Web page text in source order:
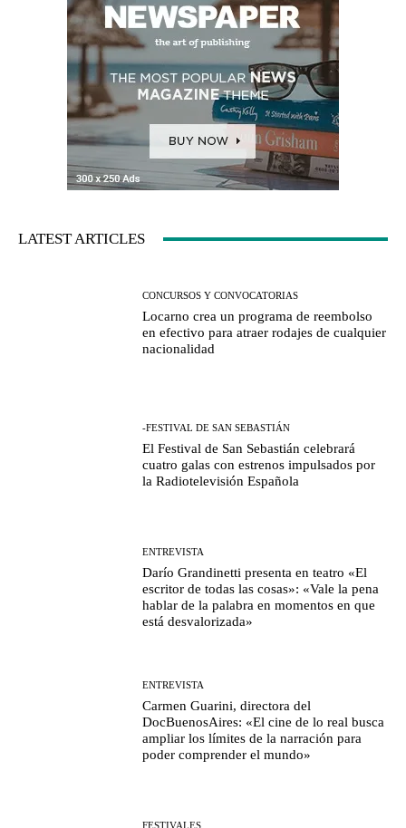
LATEST ARTICLES
CONCURSOS Y CONVOCATORIAS
Locarno crea un programa de reembolso
en efectivo para atraer rodajes de cualquier
nacionalidad
-FESTIVAL DE SAN SEBASTIÁN
El Festival de San Sebastián celebrará
cuatro galas con estrenos impulsados por
la Radiotelevisión Española
ENTREVISTA
Darío Grandinetti presenta en teatro «El
escritor de todas las cosas»: «Vale la pena
hablar de la palabra en momentos en que
está desvalorizada»
ENTREVISTA
Carmen Guarini, directora del
DocBuenosAires: «El cine de lo real busca
ampliar los límites de la narración para
poder comprender el mundo»
FESTIVALES